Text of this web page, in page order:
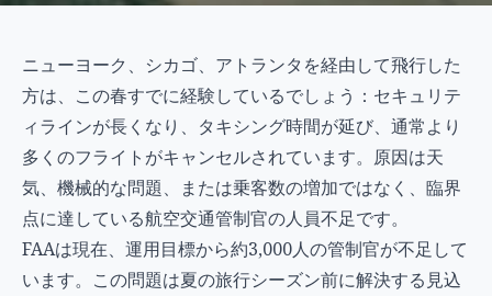
ニューヨーク、シカゴ、アトランタを経由して飛行した
方は、この春すでに経験しているでしょう：セキュリテ
ィラインが長くなり、タキシング時間が延び、通常より
多くのフライトがキャンセルされています。原因は天
気、機械的な問題、または乗客数の増加ではなく、臨界
点に達している航空交通管制官の人員不足です。
FAAは現在、運用目標から約3,000人の管制官が不足して
います。この問題は夏の旅行シーズン前に解決する見込